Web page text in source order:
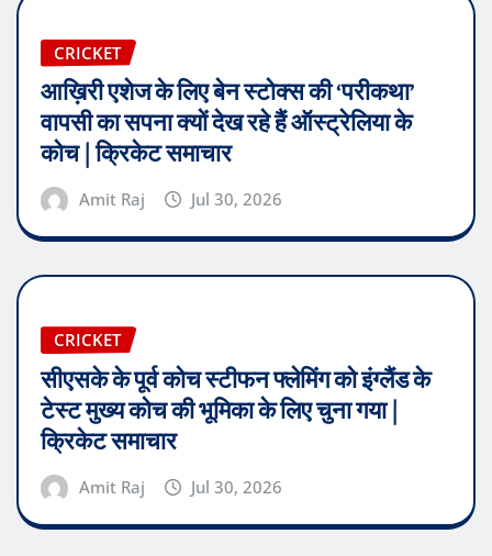
CRICKET
आख़िरी एशेज के लिए बेन स्टोक्स की ‘परीकथा’
वापसी का सपना क्यों देख रहे हैं ऑस्ट्रेलिया के
कोच | क्रिकेट समाचार
Amit Raj Jul 30, 2026
CRICKET
सीएसके के पूर्व कोच स्टीफन फ्लेमिंग को इंग्लैंड के
टेस्ट मुख्य कोच की भूमिका के लिए चुना गया |
क्रिकेट समाचार
Amit Raj Jul 30, 2026